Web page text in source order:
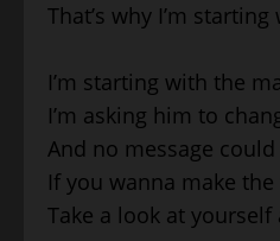
That’s why I’m
I’m starting with the
I’m asking him to
And no message
If you wanna make
Take a look at